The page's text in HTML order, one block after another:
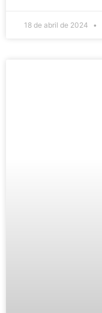
18 de abril de 2024